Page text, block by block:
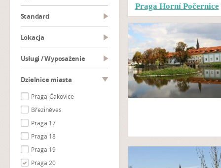
Standard
Lokacja
Usługi / Wyposażenie
Dzielnice miasta
Praga-Čakovice
Březiněves
Praga 17
Praga 18
Praga 19
Praga 20
Praga Horní Počernice